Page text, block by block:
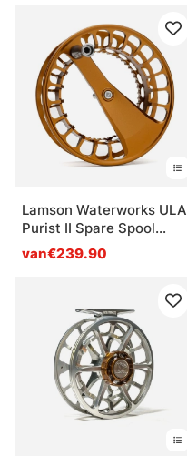
Lamson Waterworks ULA
Purist II Spare Spool
Whiskey
van€239.90